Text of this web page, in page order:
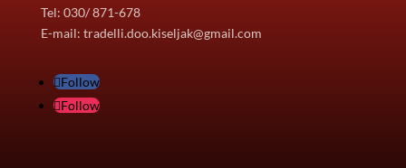
Tel: 030/ 871-678
E-mail: tradelli.doo.kiseljak@gmail.com
Follow
Follow